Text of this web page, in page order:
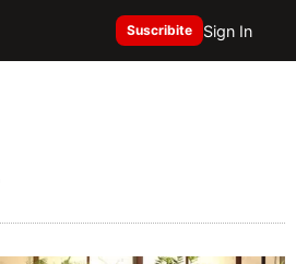
Suscribite Sign In